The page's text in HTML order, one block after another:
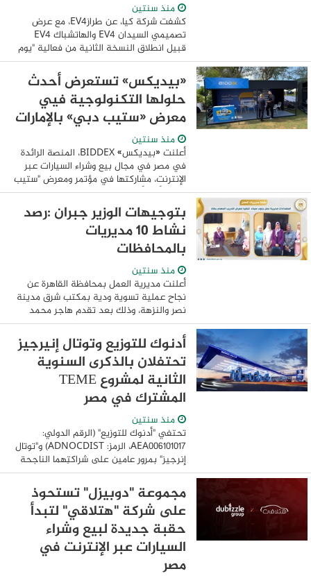
منذ سنتين
كشفت شركة كيا، عن طرازEV4، مع عرض
تصميمي السيدان EV4 والهاتشباك EV4
قبيل انطلاق النسخة الثانية من فعالية "يوم
كيا للسيارات الكهربائية" 2025، التي ستعقد
في تاراغونا بإسبانيا. تم تطوير كيا EV4 ، ...
«بيديكس» تستعرض أحدث
حلولها التكنولوجية فيي
معرض «ستيب دبي» بالإمارات
منذ سنتين
أعلنت «بيديكس» BIDDEX، المنصة الرائدة
في مصر في مجال بيع وشراء السيارات عبر
الإنترنت، مشاركتها في مؤتمر ومعرض "ستيب
دبي"، أحد أكبر الفعاليات التكنولوجية في
المنطقة، والذي يُعقد يومي 19 و20 فبراير ...
بتوجيهات الوزير جبران :رصد
نشاط 10 مديريات
بالمحافظات
منذ سنتين
أعلنت مديرية العمل بمحافظة القاهرة عن
نجاح عملية تسوية ودية بمكتب شرق مدينة
نصر والنزهة، وذلك بعد تقدم هاجر محمد
سعيد، العاملة بشركة تايجر للتنمية، بشكوى
تفيد الفصل التعسفي لها، حيث جرت
المفاوضات دون ...
أدنوك للتوزيع وتوتال إنيرجيز
تحتفلان بالذكرى السنوية
الثانية لمشروع TEME
المشترك في مصر
منذ سنتين
تحتفي "أدنوك للتوزيع" (الرقم الدولي:
AEA006101017، الرمز: ADNOCDIST) و"توتال
إنرجيز" بمرور عامين على شراكتِهما الناجحة
في مصر، وذلك خلال مشاركتهما في معرض
ومؤتمر مصر الدولي للطاقة (إيجيبس) من
خلال ...
مجموعة "دوبيزل" تستحوذ
على شركة "هتلاقي" لتبدأ
حقبة جديدة لبيع وشراء
السيارات عبر الإنترنت في
مصر